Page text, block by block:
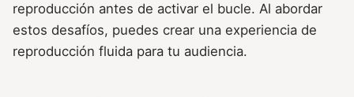
reproducción antes de activar el bucle. Al abordar
estos desafíos, puedes crear una experiencia de
reproducción fluida para tu audiencia.